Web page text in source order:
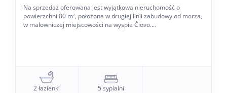
Na sprzedaż oferowana jest wyjątkowa nieruchomość o
powierzchni 80 m², położona w drugiej linii zabudowy od morza,
w malowniczej miejscowości na wyspie Čiovo....
2 łazienki 5 sypialni